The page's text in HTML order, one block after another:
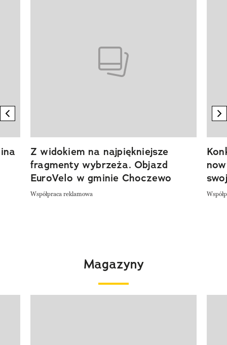
previous element
Z widokiem na najpiękniejsze
fragmenty wybrzeża. Objazd
EuroVelo w gminie Choczewo
Współpraca reklamowa
Magazyny